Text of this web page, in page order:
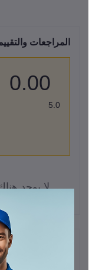
المراجعات
0.00
5.0
لا يوجد